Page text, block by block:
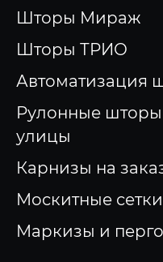
Шторы Мираж
Шторы ТРИО
Автоматизация
Рулонные шторы
улицы
Карнизы на
Москитные сетки
Маркизы и